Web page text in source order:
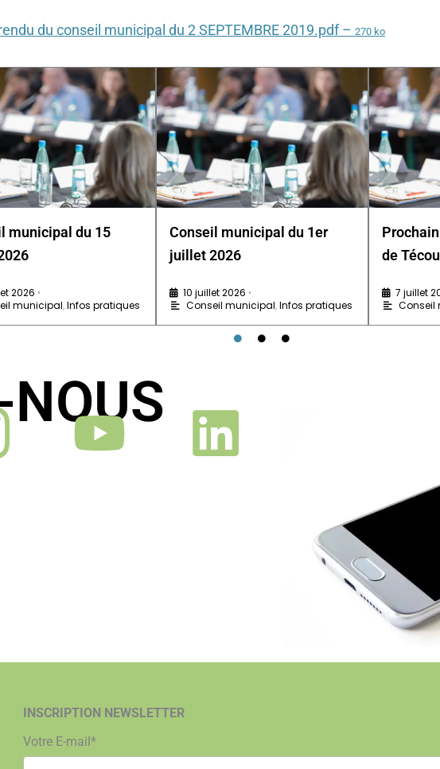
du conseil municipal du 2 SEPTEMBRE 2019.pdf – 270 ko
municipal du 15
2026 •
municipal,Infos pratiques
Conseil municipal du 1er
juillet 2026
10 juillet 2026 •
Conseil municipal,Infos pratiques
de Técou
7 juillet
Conseil
INSCRIPTION NEWSLETTER
Votre E-mail*